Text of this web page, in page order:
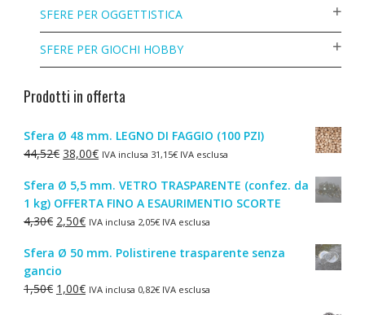
SFERE PER OGGETTISTICA
SFERE PER GIOCHI HOBBY
Prodotti in offerta
Sfera Ø 48 mm. LEGNO DI FAGGIO (100 PZI)
44,52€ Il
originale
era:
44,52€.
38,00€Il
attuale
è:
38,00€.
IVA inclusa 31,15€IVA esclusa
Sfera Ø 5,5 mm. VETRO TRASPARENTE (confez. da
1 kg) OFFERTA FINO A ESAURIMENTIO SCORTE
4,30€ Il
originale
era:
4,30€.
2,50€Il
attuale
2,50€.
IVA inclusa 2,05€IVA esclusa
Sfera Ø 50 mm. Polistirene trasparente senza
gancio
1,50€ Il1,00€IlIVA inclusa 0,82€IVA esclusa